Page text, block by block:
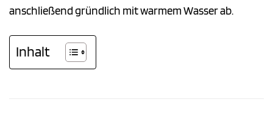
anschließend gründlich mit warmem Wasser ab.
Inhalt